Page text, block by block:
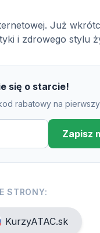
Już
i zdrowego stylu
się o starcie!
rabatowy na
Zapisz
STRONY:
KurzyATAC.sk